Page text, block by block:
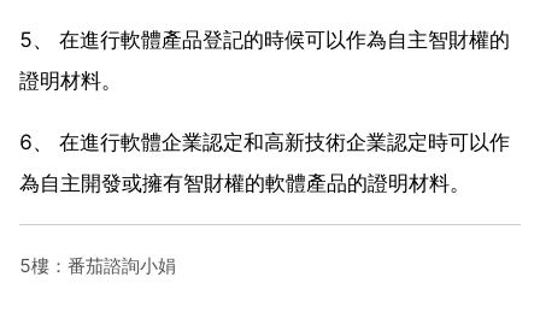
5、 在進行軟體產品登記的時候可以作為自主智財權的
證明材料。
6、 在進行軟體企業認定和高新技術企業認定時可以作
為自主開發或擁有智財權的軟體產品的證明材料。
5樓：番茄諮詢小娟